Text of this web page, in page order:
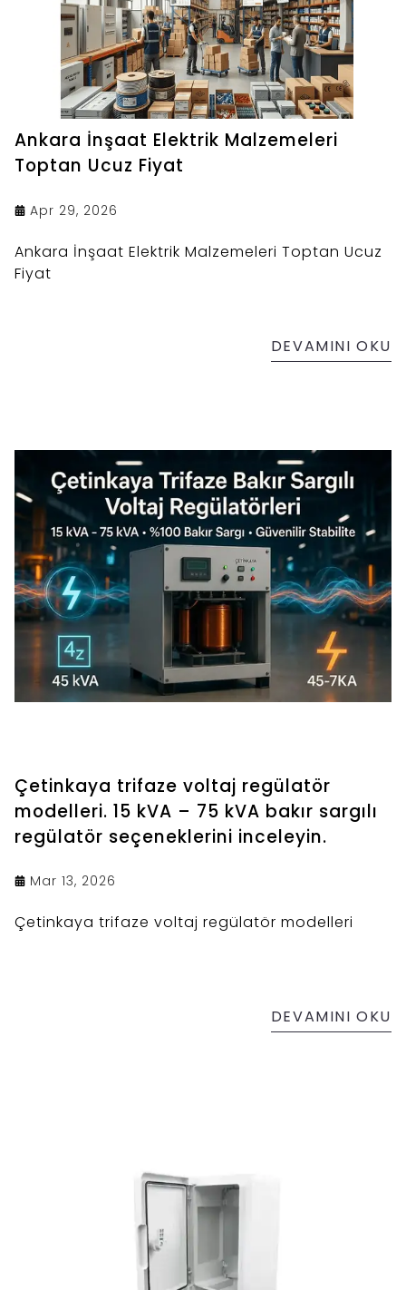
Ankara İnşaat Elektrik Malzemeleri
Toptan Ucuz Fiyat
Apr 29, 2026
Ankara İnşaat Elektrik Malzemeleri Toptan Ucuz
Fiyat
DEVAMINI OKU
Çetinkaya trifaze voltaj regülatör
modelleri. 15 kVA – 75 kVA bakır sargılı
regülatör seçeneklerini inceleyin.
Mar 13, 2026
Çetinkaya trifaze voltaj regülatör modelleri
DEVAMINI OKU